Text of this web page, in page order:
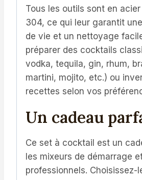
Tous les outils sont en
304, ce qui leur garantit
de vie et un nettoyage
préparer des cocktails
vodka, tequila, gin, rhum,
martini, mojito, etc.) ou
recettes selon vos
Un cadeau
Ce set à cocktail est un
les mixeurs de démarrage
professionnels. Choisissez-